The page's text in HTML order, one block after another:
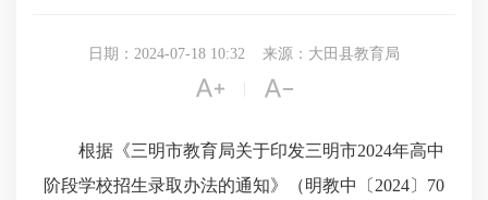
日期：2024-07-18 10:32 来源：大田县教育局
 
根据《三明市教育局关于印发三明市2024年高中
阶段学校招生录取办法的通知》（明教中〔2024〕70